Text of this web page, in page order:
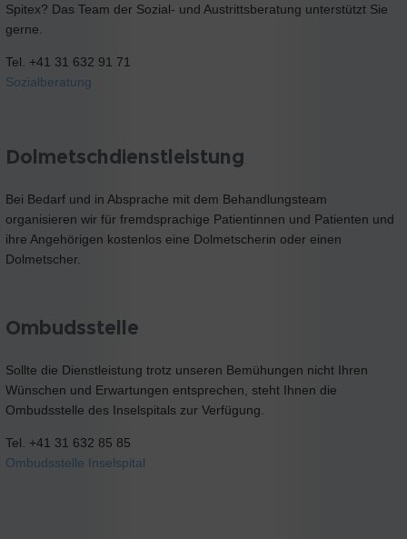
Spitex? Das Team der Sozial- und Austrittsberatung unterstützt Sie
gerne.
Tel. +41 31 632 91 71
Sozialberatung
Dolmetschdienstleistung
Bei Bedarf und in Absprache mit dem Behandlungsteam
organisieren wir für fremdsprachige Patientinnen und Patienten und
ihre Angehörigen kostenlos eine Dolmetscherin oder einen
Dolmetscher.
Ombudsstelle
Sollte die Dienstleistung trotz unseren Bemühungen nicht Ihren
Wünschen und Erwartungen entsprechen, steht Ihnen die
Ombudsstelle des Inselspitals zur Verfügung.
Tel. +41 31 632 85 85
Ombudsstelle Inselspital